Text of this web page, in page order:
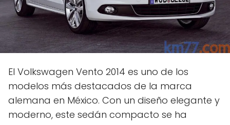
El Volkswagen Vento 2014 es uno de los
modelos más destacados de la marca
alemana en México. Con un diseño elegante y
moderno, este sedán compacto se ha